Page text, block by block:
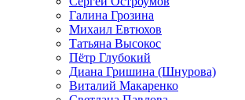
Галина Грозина
Михаил Евтюхов
Татьяна Высокос
Пётр Глубокий
Диана Гришина (Шнурова)
Виталий Макаренко